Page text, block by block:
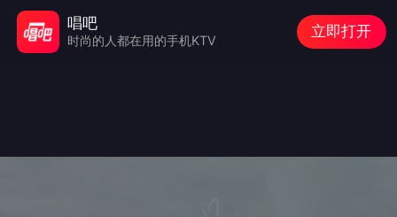
唱吧
时尚的人都在用的手机KTV
立即打开